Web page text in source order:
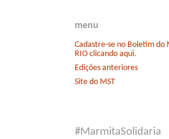
menu
Cadastre-se no Boletim do
RIO clicando aqui.
Edições anteriores
Site do MST
#MarmitaSolidaria